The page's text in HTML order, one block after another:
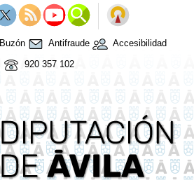
Buzón Antifraude
Accesibilidad
920 357 102